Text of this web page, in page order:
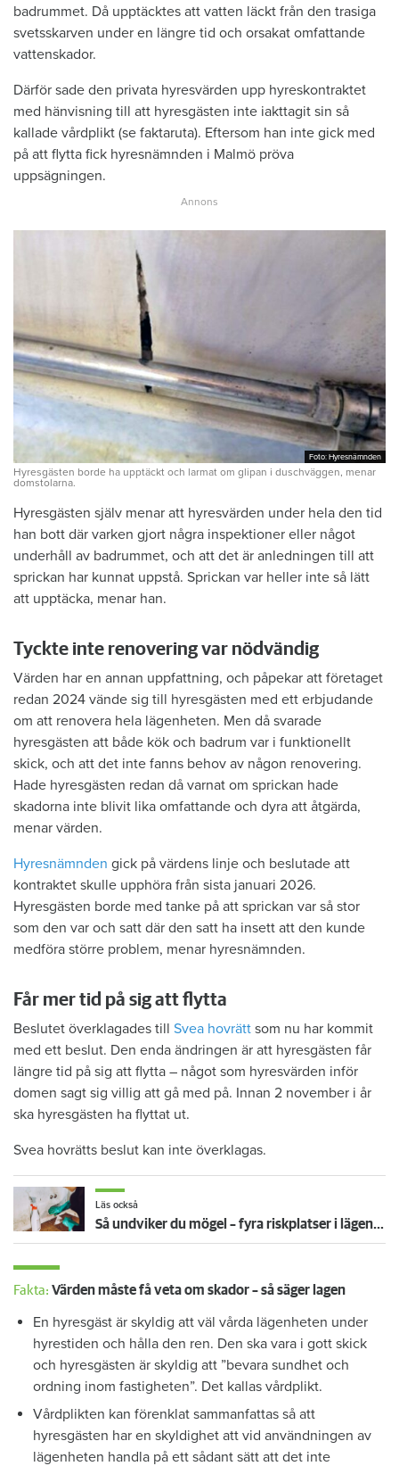
badrummet. Då upptäcktes att vatten läckt från den trasiga
svetsskarven under en längre tid och orsakat omfattande
vattenskador.
Därför sade den privata hyresvärden upp hyreskontraktet
med hänvisning till att hyresgästen inte iakttagit sin så
kallade vårdplikt (se faktaruta). Eftersom han inte gick med
på att flytta fick hyresnämnden i Malmö pröva
uppsägningen.
Foto: Hyresnämnden
Foto: Hyresnämnden
Hyresgästen borde ha upptäckt och larmat om glipan i duschväggen, menar
domstolarna.
Hyresgästen själv menar att hyresvärden under hela den tid
han bott där varken gjort några inspektioner eller något
underhåll av badrummet, och att det är anledningen till att
sprickan har kunnat uppstå. Sprickan var heller inte så lätt
att upptäcka, menar han.
Tyckte inte renovering var nödvändig
Värden har en annan uppfattning, och påpekar att företaget
redan 2024 vände sig till hyresgästen med ett erbjudande
om att renovera hela lägenheten. Men då svarade
hyresgästen att både kök och badrum var i funktionellt
skick, och att det inte fanns behov av någon renovering.
Hade hyresgästen redan då varnat om sprickan hade
skadorna inte blivit lika omfattande och dyra att åtgärda,
menar värden.
Hyresnämnden gick på värdens linje och beslutade att
kontraktet skulle upphöra från sista januari 2026.
Hyresgästen borde med tanke på att sprickan var så stor
som den var och satt där den satt ha insett att den kunde
medföra större problem, menar hyresnämnden.
Får mer tid på sig att flytta
Beslutet överklagades till Svea hovrätt som nu har kommit
med ett beslut. Den enda ändringen är att hyresgästen får
längre tid på sig att flytta – något som hyresvärden inför
domen sagt sig villig att gå med på. Innan 2 november i år
ska hyresgästen ha flyttat ut.
Svea hovrätts beslut kan inte överklagas.
Läs också
Så undviker du mögel – fyra riskplatser i lägenheten: ”Måste städa bort”
Fakta: Värden måste få veta om skador – så säger lagen
En hyresgäst är skyldig att väl vårda lägenheten under
hyrestiden och hålla den ren. Den ska vara i gott skick
och hyresgästen är skyldig att ”bevara sundhet och
ordning inom fastigheten”. Det kallas vårdplikt.
Vårdplikten kan förenklat sammanfattas så att
hyresgästen har en skyldighet att vid användningen av
lägenheten handla på ett sådant sätt att det inte